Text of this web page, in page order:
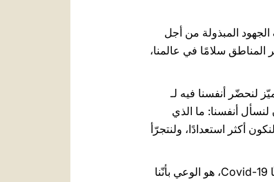
المبذولة من أجل
المناطق سلامًا في عالمنا،
لنحضّر أنفسنا فيه لـ
أنفسنا: ما الذي
أكثر استعدادًا، ولنتجرّأ
بالتّأكيد، بعد أن لمسنا الهشاشة التي تميّز واقعنا البشريّ وحياتنا الشّخصيّة، يمكننا أن نقول إنّ أكبر درس تركه لنا إرثًا Covid-19، هو الوعي بأنّنا